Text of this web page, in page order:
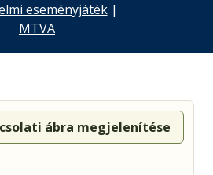
eseményjáték|
MTVA
ábra megjelenítése